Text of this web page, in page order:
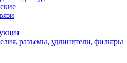
разъемы, удлинители, фильтры